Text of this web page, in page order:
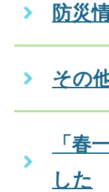
防災
その
「春
した